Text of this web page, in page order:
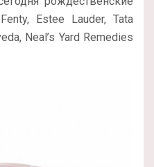
Estee Lauder, Tata
Neal’s Yard Remedies